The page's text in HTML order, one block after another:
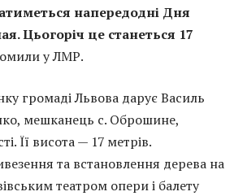
напередодні Дня
Цьогоріч це станеться 17
у ЛМР.
громаді Львова дарує Василь
мешканець с. Оброшине,
Її висота — 17 метрів.
та встановлення дерева на
театром опери і балету